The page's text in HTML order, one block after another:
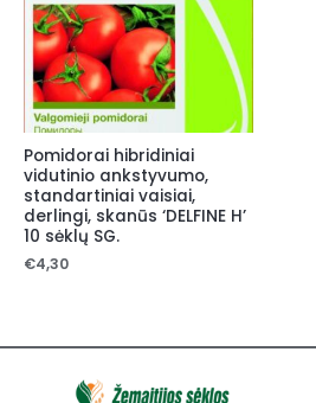
Pomidorai hibridiniai
vidutinio ankstyvumo,
standartiniai vaisiai,
derlingi, skanūs ‘DELFINE H’
10 sėklų SG.
€4,30